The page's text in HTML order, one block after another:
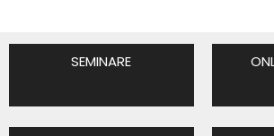
SEMINARE